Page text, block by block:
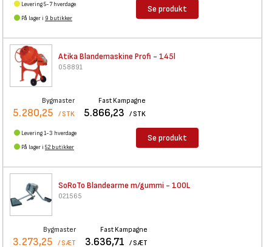
Levering 5-7 hverdage
På lager i 9 butikker
Se produkt
Atika Blandemaskine Profi - 145l
058891
Bygmaster
5.280,25 / STK
Fast Kampagne
5.866,23 / STK
Levering 1-3 hverdage
På lager i 52 butikker
Se produkt
SoRoTo Blandearme m/gummi - 100L
021565
Bygmaster
3.273,25 / SÆT
Fast Kampagne
3.636,71 / SÆT